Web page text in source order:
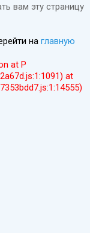
вам эту страницу
на главную
at P
at